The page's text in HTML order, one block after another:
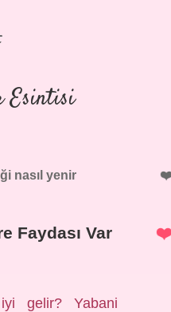
Esintisi
nasıl yenir
Faydası Var
gelir? Yabani